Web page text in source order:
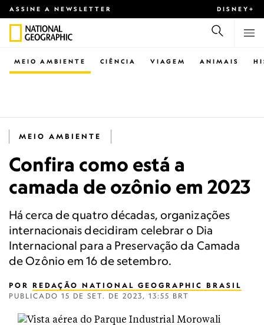
ASSINE A NEWSLETTER DISNEY+
CIÊNCIA VIAGEM ANIMAIS
MEIO AMBIENTE
MEIO AMBIENTE
Confira como está a
camada de ozônio em 2023
Há cerca de quatro décadas, organizações
internacionais decidiram celebrar o Dia
Internacional para a Preservação da Camada
de Ozônio em 16 de setembro.
POR REDAÇÃO NATIONAL GEOGRAPHIC BRASIL
PUBLICADO 15 DE SET. DE 2023, 13:55 BRT